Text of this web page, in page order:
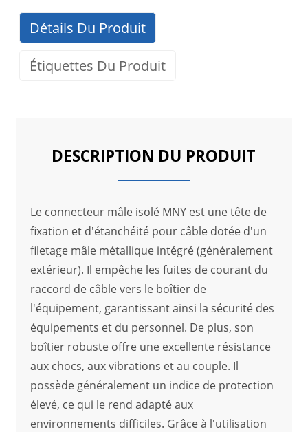
Détails Du Produit
Étiquettes Du Produit
DESCRIPTION DU PRODUIT
Le connecteur mâle isolé MNY est une tête de
fixation et d'étanchéité pour câble dotée d'un
filetage mâle métallique intégré (généralement
extérieur). Il empêche les fuites de courant du
raccord de câble vers le boîtier de
l'équipement, garantissant ainsi la sécurité des
équipements et du personnel. De plus, son
boîtier robuste offre une excellente résistance
aux chocs, aux vibrations et au couple. Il
possède généralement un indice de protection
élevé, ce qui le rend adapté aux
environnements difficiles. Grâce à l'utilisation